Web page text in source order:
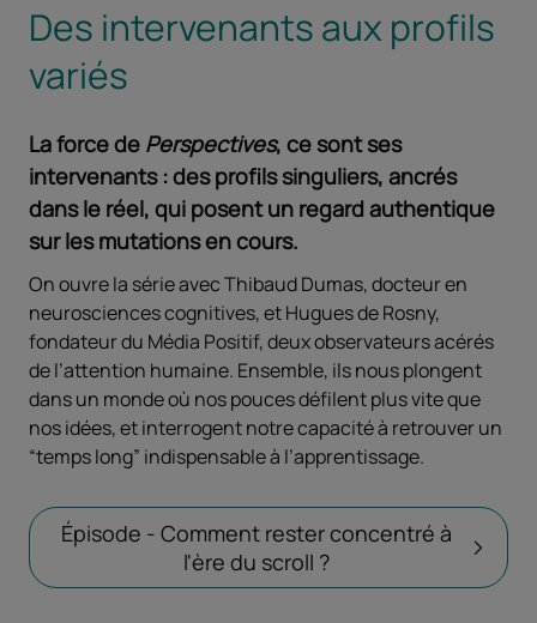
Des intervenants aux profils
variés
La force de Perspectives, ce sont ses
intervenants : des profils singuliers, ancrés
dans le réel, qui posent un regard authentique
sur les mutations en cours.
On ouvre la série avec Thibaud Dumas, docteur en
neurosciences cognitives, et Hugues de Rosny,
fondateur du Média Positif, deux observateurs acérés
de l’attention humaine. Ensemble, ils nous plongent
dans un monde où nos pouces défilent plus vite que
nos idées, et interrogent notre capacité à retrouver un
“temps long” indispensable à l’apprentissage.
Épisode - Comment rester concentré à
l'ère du scroll ?